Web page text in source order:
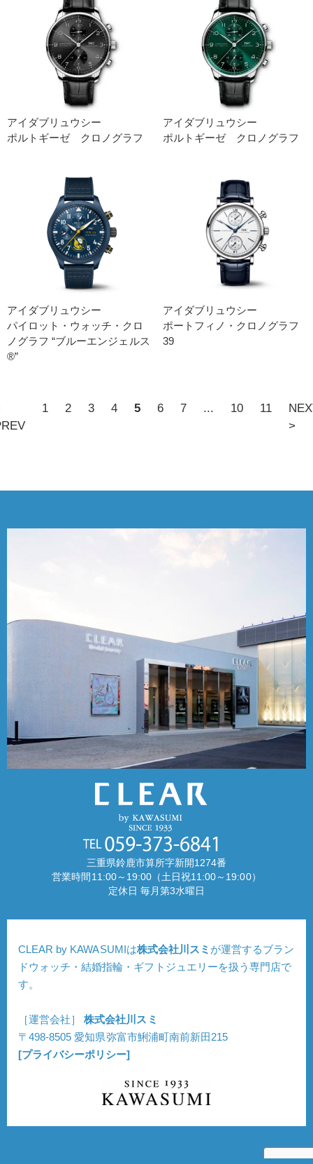
アイダブリュウシー
ポルトギーゼ クロノグラフ
アイダブリュウシー
ポルトギーゼ クロノグラフ
アイダブリュウシー
パイロット・ウォッチ・クロ
ノグラフ “ブルーエンジェルス
®”
アイダブリュウシー
ポートフィノ・クロノグラフ
39
1 2 3 4 5 6 7 ... 10 11
>
三重県鈴鹿市算所字新開1274番
営業時間11:00～19:00（土日祝11:00～19:00）
定休日 毎月第3水曜日
CLEAR by KAWASUMIは株式会社川スミ が運営するブラン
ドウォッチ・結婚指輪・ギフトジュエリーを扱う専門店で
す。
［運営会社］株式会社川スミ
〒498-8505 愛知県弥富市鯏浦町南前新田215
[プライバシーポリシー]